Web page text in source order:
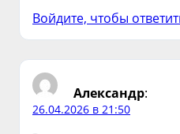
Войдите, чтобы
Александр:
26.04.2026 в 21:50